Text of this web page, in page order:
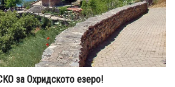
за Охридското езеро!